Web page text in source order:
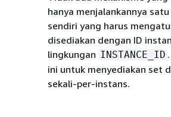
hanya menjalankannya
sendiri yang harus
disediakan dengan ID
lingkungan INSTANCE_ID
ini untuk menyediakan set
sekali-per-instans.